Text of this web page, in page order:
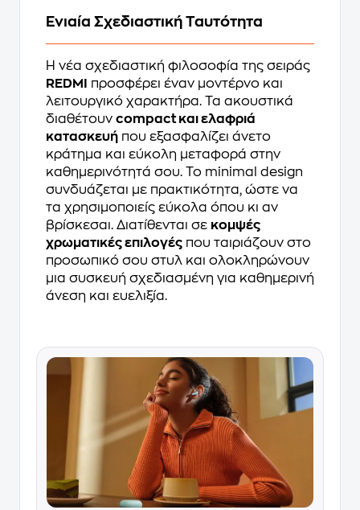
Ενιαία Σχεδιαστική Ταυτότητα
Η νέα σχεδιαστική φιλοσοφία της σειράς
REDMI
προσφέρει έναν μοντέρνο και
λειτουργικό χαρακτήρα. Τα ακουστικά
διαθέτουν compact και ελαφριά
κατασκευή που εξασφαλίζει άνετο
κράτημα και εύκολη μεταφορά στην
καθημερινότητά σου. Το minimal design
συνδυάζεται με πρακτικότητα, ώστε να
τα χρησιμοποιείς εύκολα όπου κι αν
βρίσκεσαι. Διατίθενται σε κομψές
χρωματικές επιλογές που ταιριάζουν στο
προσωπικό σου στυλ και ολοκληρώνουν
μια συσκευή σχεδιασμένη για καθημερινή
άνεση και ευελιξία.